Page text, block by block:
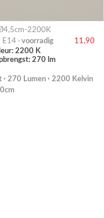
2200K
· voorradig
11,90
2200 K
270 lm
· 270 Lumen · 2200 Kelvin